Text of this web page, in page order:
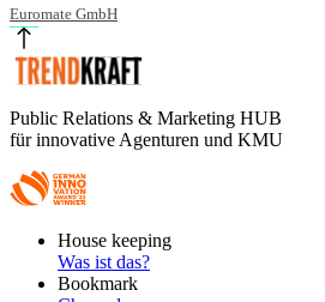
Euromate GmbH
Public Relations & Marketing HUB
für innovative Agenturen und KMU
FooterHouse keeping
Was ist das?
Bookmark